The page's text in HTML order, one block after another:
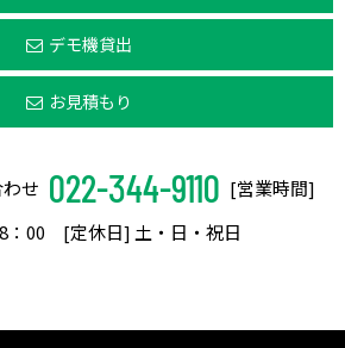
デモ機貸出
お見積もり
せ 022-344-9110 [営業時間]
：00 [定休日] 土・日・祝日